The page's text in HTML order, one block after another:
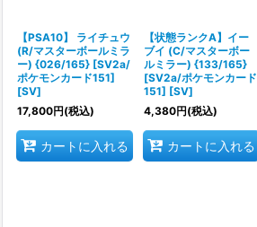
【PSA10】 ライチュウ
(R/マスターボールミラ
ー) {026/165} [SV2a/
ポケモンカード151]
[SV]
17,800円(税込)
カートに入れる
【状態ランクA】イー
ブイ (C/マスターボー
ルミラー) {133/165}
[SV2a/ポケモンカード
151] [SV]
4,380円(税込)
カートに入れる